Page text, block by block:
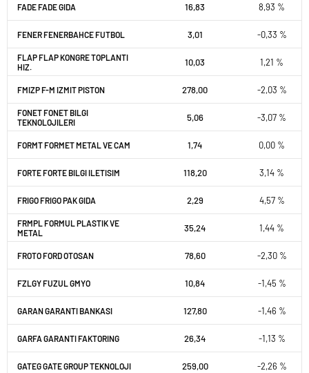
FADE FADE GIDA 16,83 8,93 %
FENER FENERBAHCE FUTBOL 3,01 -0,33 %
FLAP FLAP KONGRE TOPLANTI
HIZ.
10,03 1,21 %
FMIZP F-M IZMIT PISTON 278,00 -2,03 %
FONET FONET BILGI
TEKNOLOJILERI
5,06 -3,07 %
FORMT FORMET METAL VE CAM 1,74 0,00 %
FORTE FORTE BILGI ILETISIM 118,20 3,14 %
FRIGO FRIGO PAK GIDA 2,29 4,57 %
FRMPL FORMUL PLASTIK VE
METAL
35,24 1,44 %
FROTO FORD OTOSAN 78,60 -2,30 %
FZLGY FUZUL GMYO 10,84 -1,45 %
GARAN GARANTI BANKASI 127,80 -1,46 %
GARFA GARANTI FAKTORING 26,34 -1,13 %
GATEG GATE GROUP TEKNOLOJI 259,00 -2,26 %